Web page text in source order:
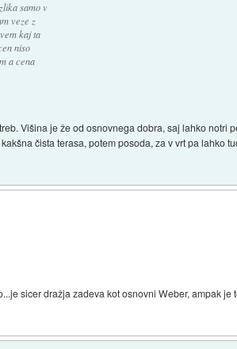
samo v
veze z
kaj ta
niso
a cena
Višina je že od osnovnega dobra, saj lahko notri
čista terasa, potem posoda, za v vrt pa lahko
sicer dražja zadeva kot osnovni Weber, ampak je